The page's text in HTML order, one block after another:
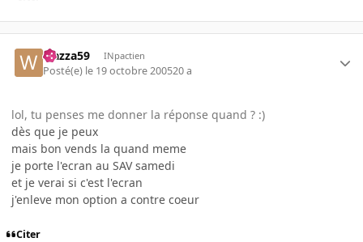
wazza59 INpactien
Posté(e) le 19 octobre 200520 a
lol, tu penses me donner la réponse quand ? :)
dès que je peux
mais bon vends la quand meme
je porte l'ecran au SAV samedi
et je verai si c'est l'ecran
j'enleve mon option a contre coeur
Citer